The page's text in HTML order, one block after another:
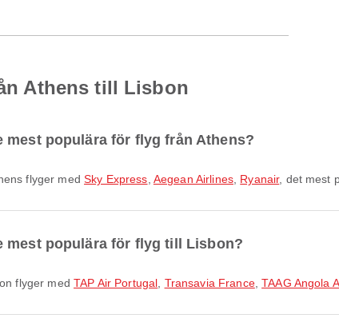
Athens till Lisbon
mest populära för flyg från Athens?
flyger medSky Express Aegean Airlines, Ryanair, det mest
mest populära för flyg till Lisbon?
flyger medTAP Air Portugal Transavia France,TAAG Angola